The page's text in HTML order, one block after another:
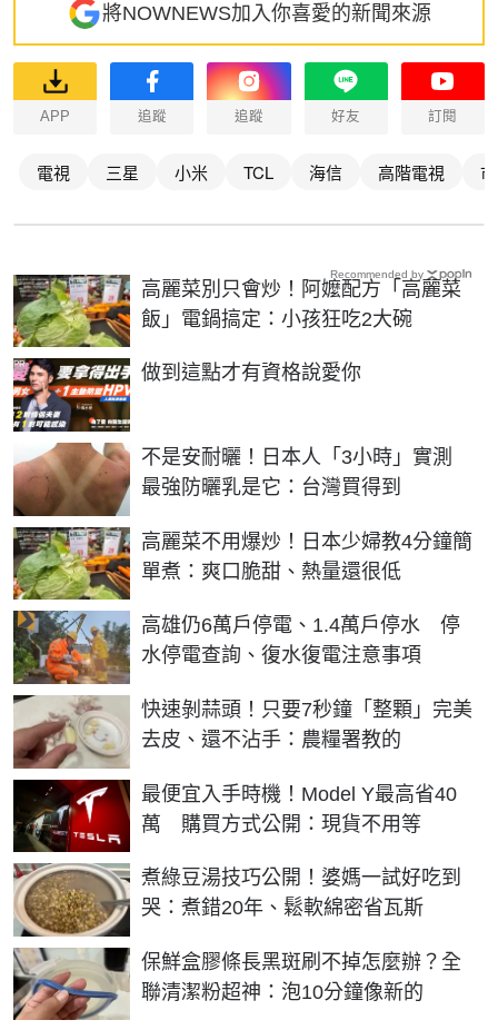
將NOWNEWS加入你喜愛的新聞來源
APP 追蹤 追蹤 好友 訂閱
電視 三星 小米 TCL 海信 高階電視
高麗菜別只會炒！阿嬤配方「高麗菜
飯」電鍋搞定：小孩狂吃2大碗
做到這點才有資格說愛你
PR
不是安耐曬！日本人「3小時」實測
最強防曬乳是它：台灣買得到
高麗菜不用爆炒！日本少婦教4分鐘簡
單煮：爽口脆甜、熱量還很低
高雄仍6萬戶停電、1.4萬戶停水 停
水停電查詢、復水復電注意事項
快速剝蒜頭！只要7秒鐘「整顆」完美
去皮、還不沾手：農糧署教的
最便宜入手時機！Model Y最高省40
萬 購買方式公開：現貨不用等
煮綠豆湯技巧公開！婆媽一試好吃到
哭：煮錯20年、鬆軟綿密省瓦斯
保鮮盒膠條長黑斑刷不掉怎麼辦？全
聯清潔粉超神：泡10分鐘像新的
Recommended by